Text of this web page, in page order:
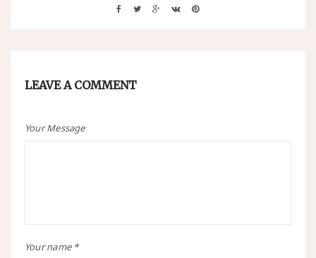
LEAVE A COMMENT
Your Message
Your name *